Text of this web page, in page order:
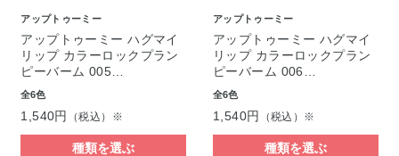
アップトゥーミー
アップトゥーミー ハグマイ
リップ カラーロックプラン
ピーバーム 005…
全6色
1,540円 （税込）※
種類を選ぶ
アップトゥーミー
アップトゥーミー ハグマイ
リップ カラーロックプラン
ピーバーム 006…
全6色
1,540円 （税込）※
種類を選ぶ